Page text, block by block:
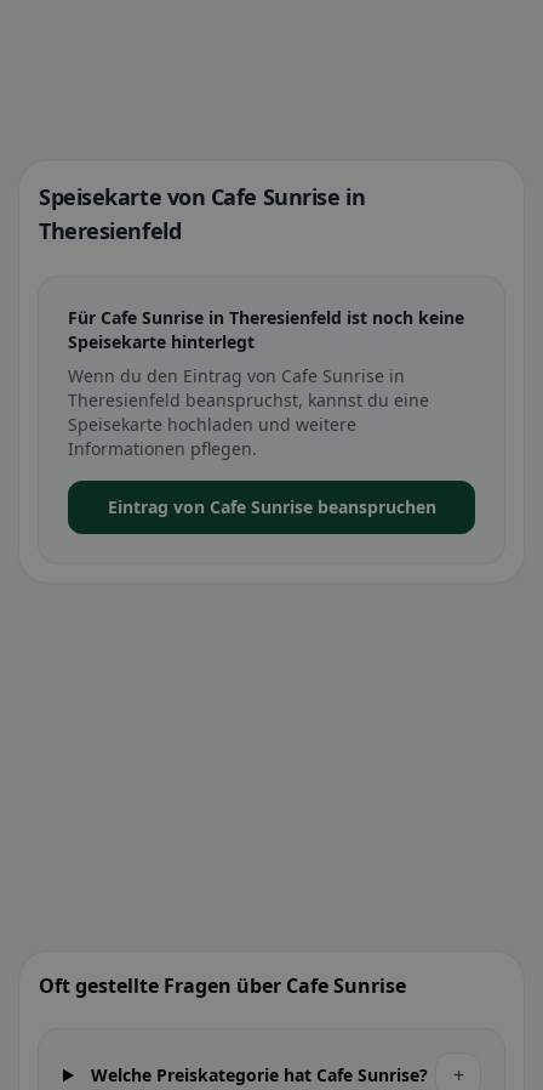
Speisekarte von Cafe Sunrise in
Theresienfeld
Für Cafe Sunrise in Theresienfeld ist noch keine
Speisekarte hinterlegt
Wenn du den Eintrag von Cafe Sunrise in
Theresienfeld beanspruchst, kannst du eine
Speisekarte hochladen und weitere
Informationen pflegen.
Eintrag von Cafe Sunrise beanspruchen
Oft gestellte Fragen über Cafe Sunrise
Welche Preiskategorie hat Cafe Sunrise? +